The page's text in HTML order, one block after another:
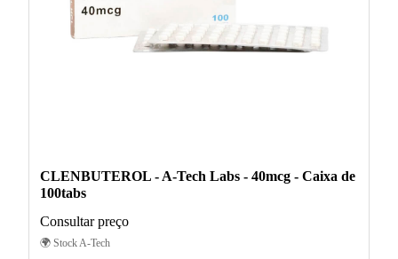
CLENBUTEROL - A-Tech Labs - 40mcg - Caixa de
100tabs
Consultar preço
🌍 Stock A-Tech